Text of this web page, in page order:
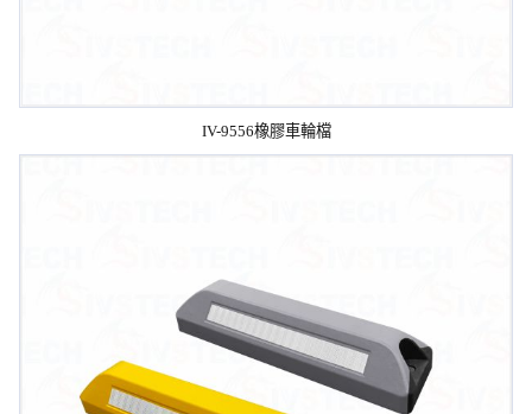
IV-9556橡膠車輪檔